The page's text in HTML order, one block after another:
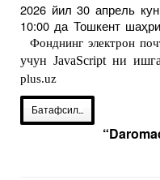
2026 йил 30 апрель
10:00 да Тошкент
Фонднинг электрон
учун JavaScript ни
plus.uz
Батафсил...